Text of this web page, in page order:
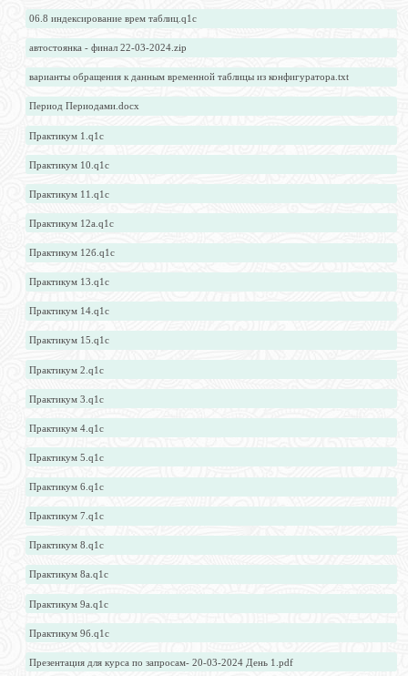
06.8 индексирование врем таблиц.q1c
автостоянка - финал 22-03-2024.zip
варианты обращения к данным временной таблицы из конфигуратора.txt
Период Периодами.docx
Практикум 1.q1c
Практикум 10.q1c
Практикум 11.q1c
Практикум 12а.q1c
Практикум 12б.q1c
Практикум 13.q1c
Практикум 14.q1c
Практикум 15.q1c
Практикум 2.q1c
Практикум 3.q1c
Практикум 4.q1c
Практикум 5.q1c
Практикум 6.q1c
Практикум 7.q1c
Практикум 8.q1c
Практикум 8а.q1c
Практикум 9а.q1c
Практикум 9б.q1c
Презентация для курса по запросам- 20-03-2024 День 1.pdf